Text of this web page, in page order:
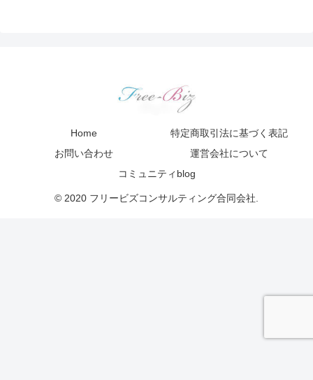
Home
特定商取引法に基づく表記
お問い合わせ
運営会社について
コミュニティblog
© 2020 フリービズコンサルティング合同会社.